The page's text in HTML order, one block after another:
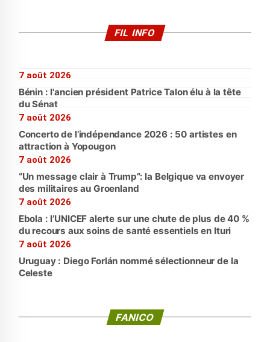
FIL INFO
7 août 2026
Bénin : l'ancien président Patrice Talon élu à la tête
du Sénat
7 août 2026
Concerto de l’indépendance 2026 : 50 artistes en
attraction à Yopougon
7 août 2026
“Un message clair à Trump”: la Belgique va envoyer
des militaires au Groenland
7 août 2026
Ebola : l’UNICEF alerte sur une chute de plus de 40 %
du recours aux soins de santé essentiels en Ituri
7 août 2026
Uruguay : Diego Forlán nommé sélectionneur de la
Celeste
FANICO